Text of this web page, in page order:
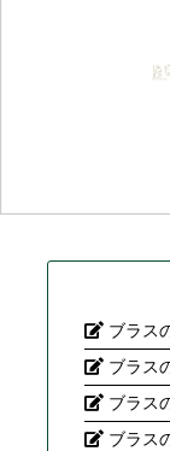
ブラス
ブラス
ブラス
ブラス